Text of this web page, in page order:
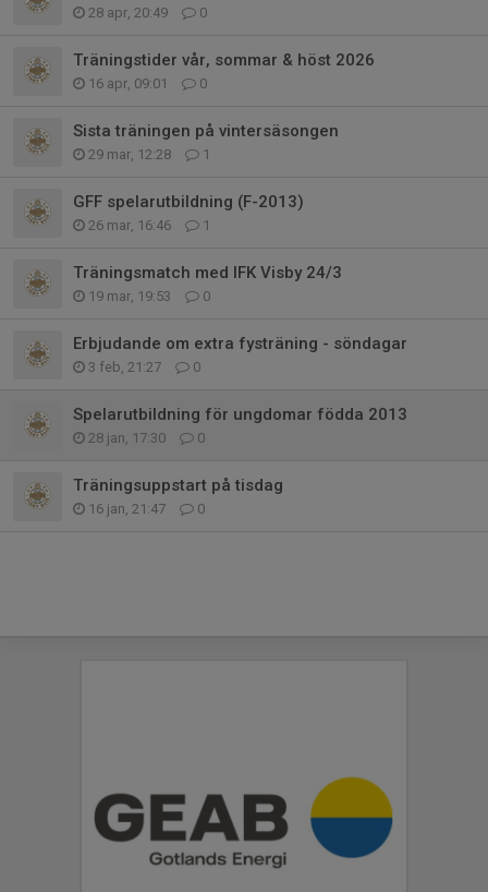
28 apr, 20:49 0
Träningstider vår, sommar & höst 2026
16 apr, 09:01 0
Sista träningen på vintersäsongen
29 mar, 12:28 1
GFF spelarutbildning (F-2013)
26 mar, 16:46 1
Träningsmatch med IFK Visby 24/3
19 mar, 19:53 0
Erbjudande om extra fysträning - söndagar
3 feb, 21:27 0
Spelarutbildning för ungdomar födda 2013
28 jan, 17:30 0
Träningsuppstart på tisdag
16 jan, 21:47 0